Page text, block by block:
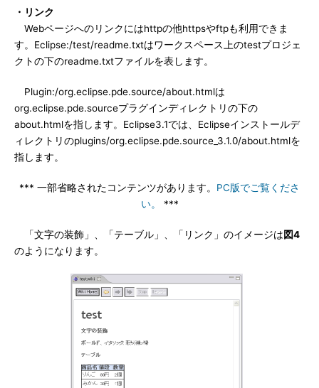
・リンク
Webページへのリンクにはhttpの他httpsやftpも利用できま
す。Eclipse:/test/readme.txtはワークスペース上のtestプロジェ
クトの下のreadme.txtファイルを表します。
Plugin:/org.eclipse.pde.source/about.htmlは
org.eclipse.pde.sourceプラグインディレクトリの下の
about.htmlを指します。Eclipse3.1では、Eclipseインストールデ
ィレクトリのplugins/org.eclipse.pde.source_3.1.0/about.htmlを
指します。
*** 一部省略されたコンテンツがあります。 PC版でご覧くださ
い。
***
「文字の装飾」、「テーブル」、「リンク」のイメージは図4
のようになります。